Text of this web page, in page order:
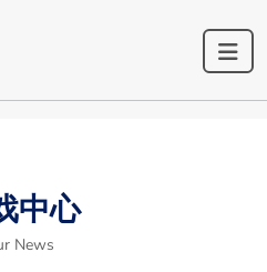
中心
News